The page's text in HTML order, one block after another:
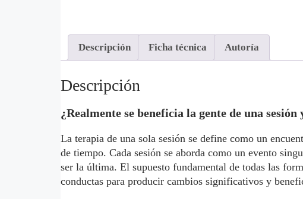
Descripción Ficha técnica Autoría
Descripción
¿Realmente se beneficia la gente de una sesión
La terapia de una sola sesión se define como un
de tiempo. Cada sesión se aborda como un evento
ser la última. El supuesto fundamental de todas las
conductas para producir cambios significativos y